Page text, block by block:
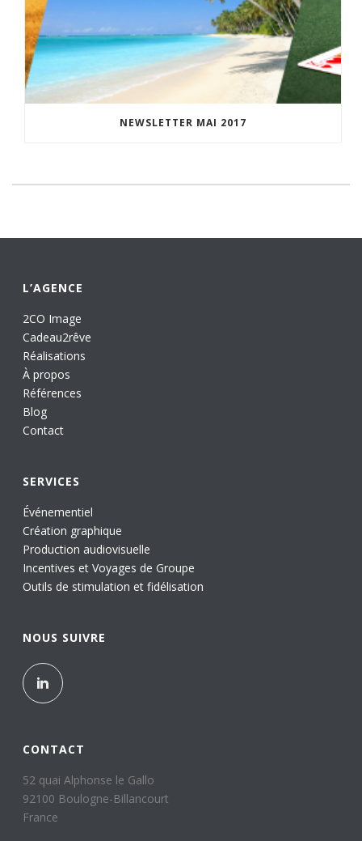
NEWSLETTER MAI 2017
L’AGENCE
2CO Image
Cadeau2rêve
Réalisations
À propos
Références
Blog
Contact
SERVICES
Événementiel
Création graphique
Production audiovisuelle
Incentives et Voyages de Groupe
Outils de stimulation et fidélisation
NOUS SUIVRE
CONTACT
52 quai Alphonse le Gallo
92100 Boulogne-Billancourt
France